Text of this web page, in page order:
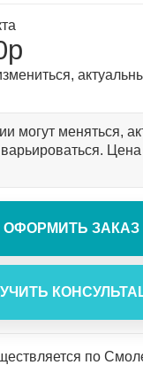
могут меняться,
Цена
по